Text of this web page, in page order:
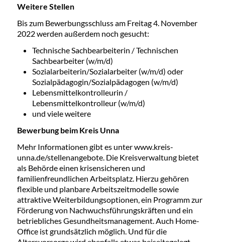
Weitere Stellen
Bis zum Bewerbungsschluss am Freitag 4. November
2022 werden außerdem noch gesucht:
Technische Sachbearbeiterin / Technischen
Sachbearbeiter (w/m/d)
Sozialarbeiterin/Sozialarbeiter (w/m/d) oder
Sozialpädagogin/Sozialpädagogen (w/m/d)
Lebensmittelkontrolleurin /
Lebensmittelkontrolleur (w/m/d)
und viele weitere
Bewerbung beim Kreis Unna
Mehr Informationen gibt es unter www.kreis-
unna.de/stellenangebote. Die Kreisverwaltung bietet
als Behörde einen krisensicheren und
familienfreundlichen Arbeitsplatz. Hierzu gehören
flexible und planbare Arbeitszeitmodelle sowie
attraktive Weiterbildungsoptionen, ein Programm zur
Förderung von Nachwuchsführungskräften und ein
betriebliches Gesundheitsmanagement. Auch Home-
Office ist grundsätzlich möglich. Und für die